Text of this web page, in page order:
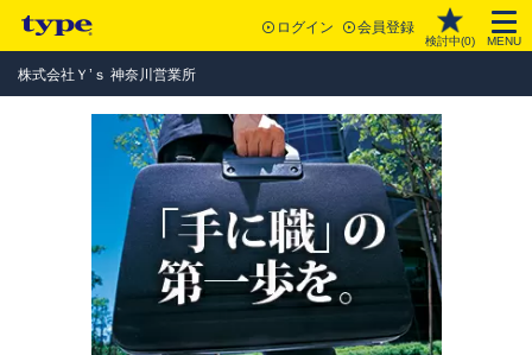
ログイン 会員登録
検討中(0) MENU
株式会社Ｙ’ｓ 神奈川営業所